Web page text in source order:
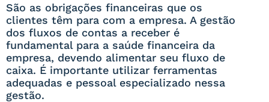
São as obrigações financeiras que os
clientes têm para com a empresa. A gestão
dos fluxos de contas a receber é
fundamental para a saúde financeira da
empresa, devendo alimentar seu fluxo de
caixa. É importante utilizar ferramentas
adequadas e pessoal especializado nessa
gestão.